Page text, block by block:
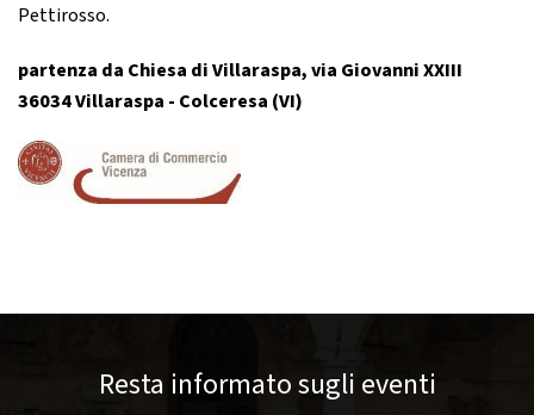
Pettirosso.
partenza da Chiesa di Villaraspa, via Giovanni XXIII
36034 Villaraspa - Colceresa (VI)
Resta informato sugli eventi